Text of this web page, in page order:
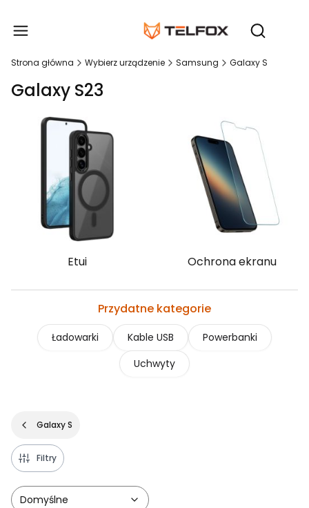
Otwórz
Strona główna Wybierz urządzenie Samsung Galaxy S
Galaxy S23
Etui Ochrona ekranu
Przydatne kategorie
Ładowarki Kable USB
Powerbanki
Uchwyty
Galaxy S
Filtry
Domyślne